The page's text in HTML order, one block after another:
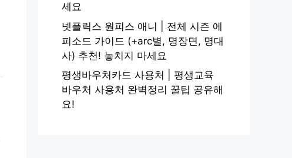
세요
넷플릭스 원피스 애니 | 전체 시즌 에
피소드 가이드 (+arc별, 명장면, 명대
사) 추천! 놓치지 마세요
평생바우처카드 사용처 | 평생교육
바우처 사용처 완벽정리 꿀팁 공유해
요!